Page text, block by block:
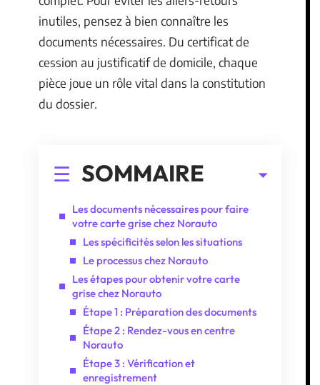
inutiles, pensez à bien connaître les
documents nécessaires. Du certificat de
cession au justificatif de domicile, chaque
pièce joue un rôle vital dans la constitution
du dossier.
SOMMAIRE
Les documents nécessaires pour faire
votre carte grise chez Norauto
Les spécificités selon les situations
Le processus chez Norauto
Les étapes pour obtenir votre carte
grise chez Norauto
Étape 1 : Préparation des documents
Étape 2 : Rendez-vous en centre
Norauto
Étape 3 : Vérification et
enregistrement